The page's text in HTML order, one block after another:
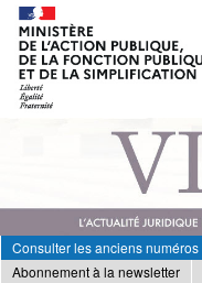
Consulter les anciens numéros
Abonnement à la newsletter